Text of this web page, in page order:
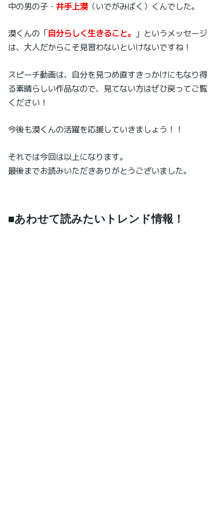
中の男の子・ 井手上漠（いでがみばく）くんでした。
漠くんの「自分らしく生きること。
」というメッセージ
は、大人だからこそ見習わないといけないですね！
スピーチ動画は、自分を見つめ直すきっかけにもなり得
る素晴らしい作品なので、見てない方はぜひ戻ってご覧
ください！
今後も漠くんの活躍を応援していきましょう！！
それでは今回は以上になります。
最後までお読みいただきありがとうございました。
■あわせて読みたいトレンド情報！